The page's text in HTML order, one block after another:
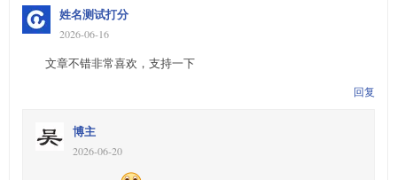
姓名测试打分
2026-06-16
文章不错非常喜欢，支持一下
回复
博主
2026-06-20